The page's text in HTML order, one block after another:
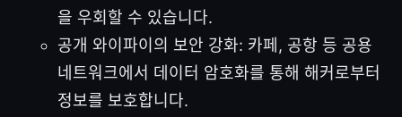
을 우회할 수 있습니다.
공개 와이파이의 보안 강화: 카페, 공항 등 공용
네트워크에서 데이터 암호화를 통해 해커로부터
정보를 보호합니다.